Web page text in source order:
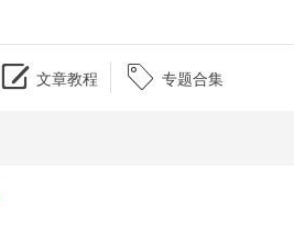
 文章教程  专题合集